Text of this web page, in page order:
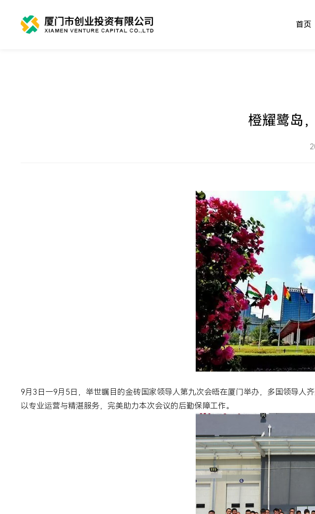
首页
橙耀鹭岛
9月 3 日—9月 5 日，举世瞩目的金砖国家领导人第九次会晤在厦门举办，多国领导人
以专业运营与精湛服务，完美助力本次会议的后勤保障工作。